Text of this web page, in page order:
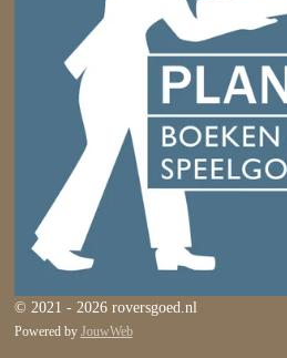
© 2021 - 2026 roversgoed.nl
Powered by JouwWeb